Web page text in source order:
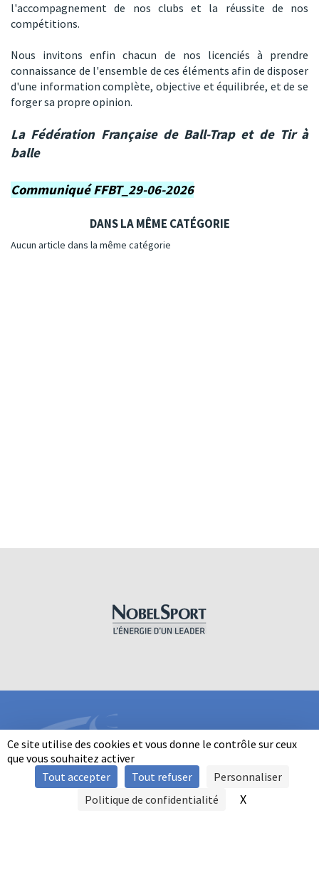
Ce site utilise des cookies et vous donne le contrôle sur ceux
que vous souhaitez activer
Tout accepter
Tout refuser
Personnaliser
Politique de confidentialité
X
l'accompagnement de nos clubs et la réussite de nos
compétitions.
Nous invitons enfin chacun de nos licenciés à prendre
connaissance de l'ensemble de ces éléments afin de disposer
d'une information complète, objective et équilibrée, et de se
forger sa propre opinion.
La Fédération Française de Ball-Trap et de Tir à
balle
Communiqué FFBT_29-06-2026
DANS LA MÊME CATÉGORIE
Aucun article dans la même catégorie
INFORMATIONS
SIGNALER UNE VIOLENCE